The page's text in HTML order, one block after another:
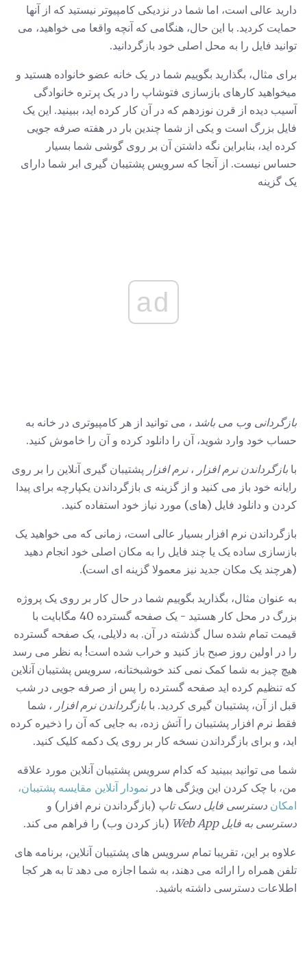
دارید عالی است، اما شما در نزدیکی کامپیوتر نیستید که از آنها
حمایت کردید. با این حال، هنگامی که آنچه واقعا می خواهید، می
توانید فایل را به محل اصلی خود بازگردانید.
برای مثال، بگذارید بگوییم شما در یک خانه عضو خانواده هستید و
میخواهید کارهای بازسازی فتوشاپ را در یک پرتره خانوادگی
آسیب دیده از قرن نوزدهم که در آن کار کرده اید، ببینید. این یک
فایل بزرگ است و یکی از شما چندین بار در هفته صرفه جویی
کرده اید، بنابراین نگه داشتن آن بر روی گوشی شما بسیار
حساس نیست. از آنجا که سرویس پشتیبان گیری ابر شما دارای
یک گزینه
ad
بازگردانی وب می باشد ، می توانید از هر کامپیوتری در خانه به
حساب خود وارد شوید، آن را دانلود کرده و آن را خاموش کنید.
با بازگرداندن نرم افزار ،نرم افزار پشتیبان گیری آنلاین را بر روی
رایانه خود باز می کنید و از گزینه ی بازگرداندن یکپارچه برای پیدا
کردن و دانلود فایل (های) مورد نیاز خود استفاده کنید.
بازگرداندن نرم افزار بسیار عالی است، زمانی که می خواهید یک
بازسازی ساده یک یا چند فایل را به مکان اصلی خود انجام دهید
(هرچند یک مکان جدید نیز معمولا گزینه ای است).
به عنوان مثال، بگذارید بگوییم شما در حال کار بر روی یک پروژه
بزرگ در محل کار هستید - یک صفحه گسترده 40 مگابایت با
قیمت تمام شده سال گذشته در آن. به دلایلی، یک صفحه گسترده
را در اولین روز صبح باز کنید و خراب شده است! به نظر می رسد
هیچ چیز به شما کمک نمی کند خوشبختانه، سرویس پشتیبان آنلاین
که تنظیم کرده اید صفحه گسترده را پس از صرفه جویی در شب
قبل از آن، پشتیبان گیری کردید. با بازگرداندن نرم افزار ، شما
فقط نرم افزار پشتیبان را آتش زده، به جایی که آن را ذخیره کرده
اید، و برای بازگرداندن نسخه کار بر روی یک دکمه کلیک کنید.
شما می توانید ببینید که کدام سرویس پشتیبان آنلاین مورد علاقه
من، با چک کردن این ویژگی ها در نمودار آنلاین مقایسه پشتیبان،
امکان دسترسی فایل دسک تاپ (بازگرداندن نرم افزار) و
دسترسی به فایل Web App
(باز کردن وب) را فراهم می کند.
علاوه بر این، تقریبا تمام سرویس های پشتیبان آنلاین، برنامه های
تلفن همراه را ارائه می دهند، به شما اجازه می دهد تا به هر کجا
اطلاعات دسترسی داشته باشید.